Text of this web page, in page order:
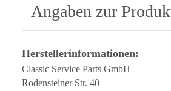
Angaben zur
Herstellerinformationen:
Classic Service Parts GmbH
Rodensteiner Str. 40